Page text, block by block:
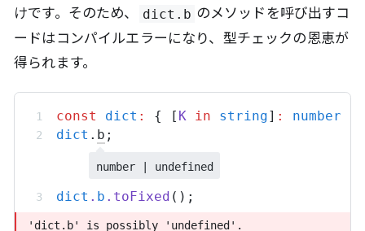
けです。そのため、
dict.b のメソッドを呼び出すコ
ードはコンパイルエラーになり、型チェックの恩恵が
得られます。
const dict : { [ K in string] : number
dict . b ;
number | undefined
dict . b . toFixed ();
'dict.b' is possibly 'undefined'.
'dict.b' is possibly 'undefined'.